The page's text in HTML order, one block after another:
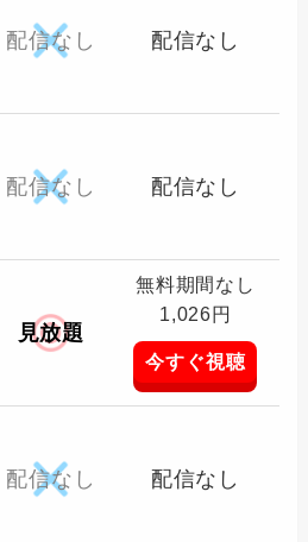
配信なし 配信なし
配信なし 配信なし
見放題
無料期間なし
1,026円
今すぐ視聴
配信なし 配信なし